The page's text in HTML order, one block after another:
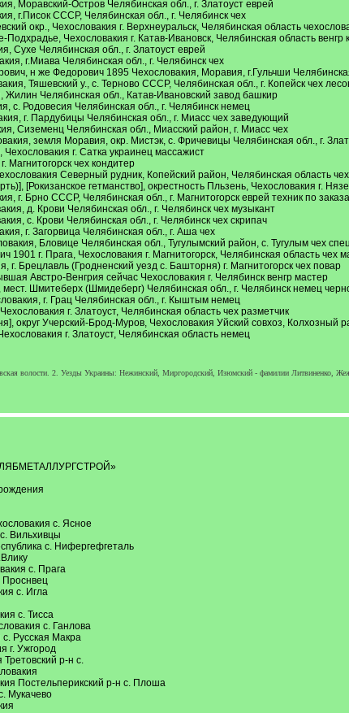
Моравский-Остров Челябинская обл., г. Златоуст еврей
г.Писок СССР, Челябинская обл., г. Челябинск чех
окр., Чехословакия г. Верхнеуральск, Челябинская область
Чехословакия г. Катав-Ивановск, Челябинская область венгр
Сухе Челябинская обл., г. Златоуст еврей
г.Миава Челябинская обл., г. Челябинск чех
н же Федорович 1895 Чехословакия, Моравия, г.Гульчши
Тяшевский у., с. Терново СССР, Челябинская обл., г. Копейск чех
Челябинская обл., Катав-Ивановский завод башкир
с. Родовесия Челябинская обл., г. Челябинск немец
г. Пардубицы Челябинская обл., г. Миасс чех заведующий
Сиземенц Челябинская обл., Миасский район, г. Миасс чех
земля Моравия, окр. Мистэк, с. Фричевицы Челябинская обл., г.
г. Сатка украинец массажист
чех кондитер
Северный рудник, Копейский район, Челябинская область
[Рокизанское гетманство], окрестность Пльзень, Чехословакия г.
г. Брно СССР, Челябинская обл., г. Магнитогорск еврей техник по
д. Крови Челябинская обл., г. Челябинск чех музыкант
с. Крови Челябинская обл., г. Челябинск чех скрипач
г. Загорвица Челябинская обл., г. Аша чех
Бловице Челябинская обл., Тугулымский район, с. Тугулым чех
г. Прага, Чехословакия г. Магнитогорск, Челябинская область чех
Брецлавль (Гродненский уезд с. Башторня) г. Магнитогорск чех повар
Австро-Венгрия сейчас Чехословакия г. Челябинск венгр мастер
Шмитеберх (Шмидеберг) Челябинская обл., г. Челябинск немец
г. Грац Челябинская обл., г. Кыштым немец
г. Златоуст, Челябинская область чех разметчик
Учерский-Брод-Муров, Чехословакия Уйский совхоз, Колхозный
г. Златоуст, Челябинская область немец
волости. 2. Уезды Украины: Нежинский, Миргородский, Изюмский - фамилии Литвиненко,
с. Ясное
Вильхивцы
с. Нифергефгеталь
с. Прага
Проснвец
с. Игла
с. Тисса
с. Ганлова
Русская Макра
г. Ужгород
р-н с.
Постельперикский р-н с. Плоша
Мукачево